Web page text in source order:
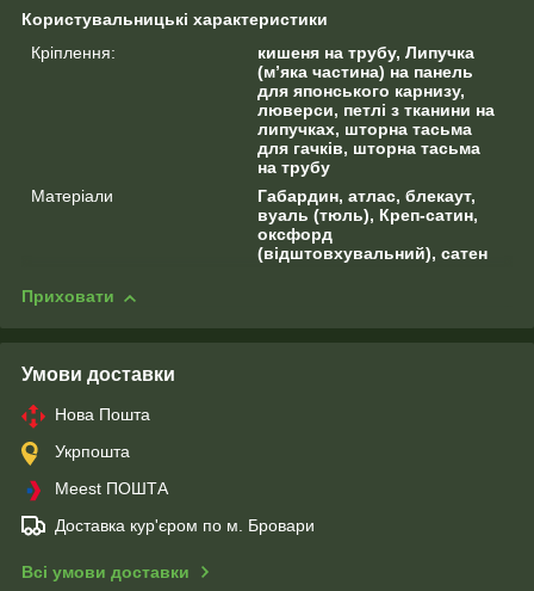
Користувальницькі характеристики
Кріплення:
кишеня на трубу, Липучка
(м’яка частина) на панель
для японського карнизу,
люверси, петлі з тканини на
липучках, шторна тасьма
для гачків, шторна тасьма
на трубу
Матеріали
Габардин, атлас, блекаут,
вуаль (тюль), Креп-сатин,
оксфорд
(відштовхувальний), сатен
Приховати
Умови доставки
Нова Пошта
Укрпошта
Meest ПОШТА
Доставка кур'єром по м. Бровари
Всі умови доставки